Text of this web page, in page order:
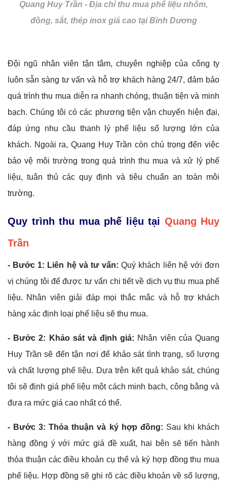
Quang Huy Trần - Địa chỉ thu mua phế liệu nhôm,
đồng, sắt, thép inox giá cao tại Bình Dương
Đội ngũ nhân viên tận tâm, chuyên nghiệp của công ty
luôn sẵn sàng tư vấn và hỗ trợ khách hàng 24/7, đảm bảo
quá trình thu mua diễn ra nhanh chóng, thuận tiện và minh
bạch. Chúng tôi có các phương tiện vận chuyển hiện đại,
đáp ứng nhu cầu thanh lý phế liệu số lượng lớn của
khách. Ngoài ra, Quang Huy Trần còn chú trọng đến việc
bảo vệ môi trường trong quá trình thu mua và xử lý phế
liệu, tuân thủ các quy định và tiêu chuẩn an toàn môi
trường.
Quy trình thu mua phế liệu tại Quang Huy
Trần
- Bước 1: Liên hệ và tư vấn:Quý khách liên hệ với đơn
vị chúng tôi để được tư vấn chi tiết về dịch vụ thu mua phế
liệu. Nhân viên giải đáp mọi thắc mắc và hỗ trợ khách
hàng xác định loại phế liệu sẽ thu mua.
- Bước 2: Khảo sát và định giá: Nhân viên của Quang
Huy Trần sẽ đến tận nơi để khảo sát tình trạng, số lượng
và chất lượng phế liệu. Dựa trên kết quả khảo sát, chúng
tôi sẽ định giá phế liệu một cách minh bạch, công bằng và
đưa ra mức giá cao nhất có thể.
- Bước 3: Thỏa thuận và ký hợp đồng: Sau khi khách
hàng đồng ý với mức giá đề xuất, hai bên sẽ tiến hành
thỏa thuận các điều khoản cụ thể và ký hợp đồng thu mua
phế liệu. Hợp đồng sẽ ghi rõ các điều khoản về số lượng,